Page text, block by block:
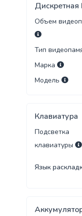
Дискретная
Объем
Тип
Марка
Модель
Клавиатура
Подсветка
клавиатуры
Язык